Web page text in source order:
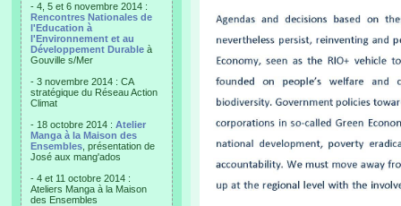
- 4, 5 et 6 novembre 2014 :
Rencontres Nationales de
l'Education à
l'Environnement et au
Développement Durable à
Gouville s/Mer
- 3 novembre 2014 : CA
stratégique du Réseau Action
Climat
- 18 octobre 2014 : Atelier
Manga à la Maison des
Ensembles , présentation de
José aux mang'ados
- 4 et 11 octobre 2014 :
Ateliers Manga à la Maison
des Ensembles